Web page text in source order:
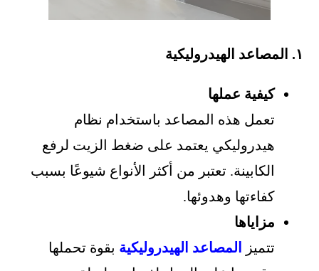
١. المصاعد الهيدروليكية
كيفية عملها
تعمل هذه المصاعد باستخدام نظام
هيدروليكي يعتمد على ضغط الزيت لرفع
الكابينة. تعتبر من أكثر الأنواع شيوعًا بسبب
كفاءتها وهدوئها.
مزاياها
تتميز
المصاعد الهيدروليكية بقوة تحملها